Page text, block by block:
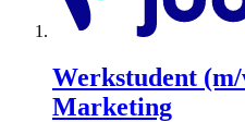
Werkstudent
Marketing